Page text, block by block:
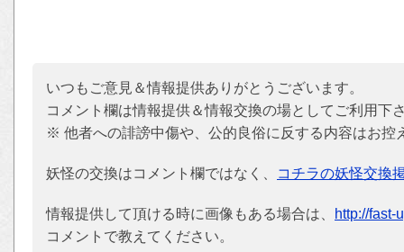
いつもご意見＆情報提供ありがとうございます。
コメント欄は情報提供＆情報交換の場としてご利用下
※ 他者への誹謗中傷や、公的良俗に反する内容はお控
妖怪の交換はコメント欄ではなく、 コチラの妖怪交換
情報提供して頂ける時に画像もある場合は、
http://fast-
コメントで教えてください。